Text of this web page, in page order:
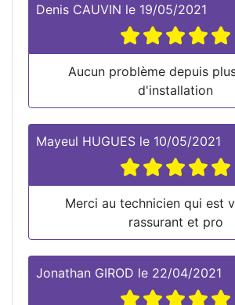
Denis CAUVIN le 19/05/2021
Aucun problème depuis
d'installation
Mayeul HUGUES le 10/05/2021
Merci au technicien qui est
rassurant et pro
Jonathan GIROD le 22/04/2021